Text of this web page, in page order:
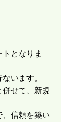
となりま
います。
併せて、新規
、信頼を築い